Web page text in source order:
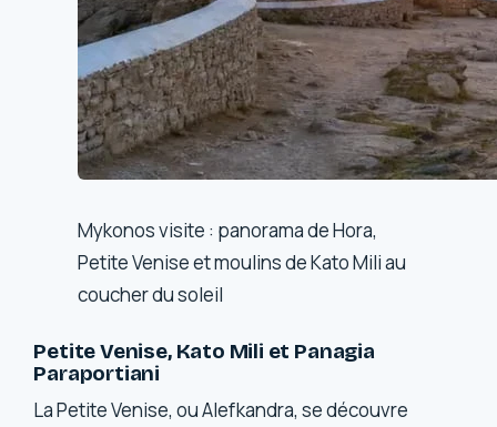
Mykonos visite : panorama de Hora,
Petite Venise et moulins de Kato Mili au
coucher du soleil
Petite Venise, Kato Mili et Panagia
Paraportiani
La Petite Venise, ou Alefkandra, se découvre